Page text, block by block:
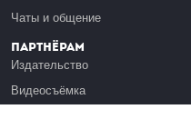
Чаты и общение
Партнёрам
Издательство
Видеосъёмка